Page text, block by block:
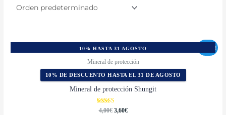
¡Oferta!
10% HASTA 31 AGOSTO
Mineral de protección
10% DE DESCUENTO HASTA EL 31 DE AGOSTO
Mineral de protección Shungit
Valorado con
4,00€ 3,60€